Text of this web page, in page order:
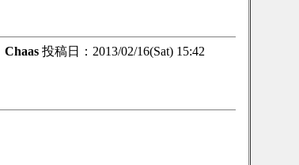
Chaas投稿日：2013/02/16(Sat) 15:42